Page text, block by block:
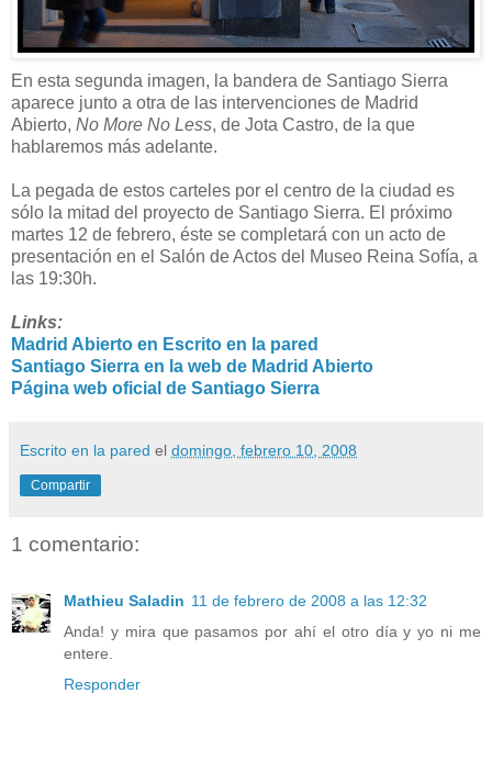
En esta segunda imagen, la bandera de Santiago Sierra
aparece junto a otra de las intervenciones de Madrid
Abierto, No More No Less, de Jota Castro, de la que
hablaremos más adelante.
La pegada de estos carteles por el centro de la ciudad es
sólo la mitad del proyecto de Santiago Sierra. El próximo
martes 12 de febrero, éste se completará con un acto de
presentación en el Salón de Actos del Museo Reina Sofía, a
las 19:30h.
Links:
Madrid Abierto en Escrito en la pared
Santiago Sierra en la web de Madrid Abierto
Página web oficial de Santiago Sierra
Escrito en la pared el domingo, febrero 10, 2008
Compartir
1 comentario:
Mathieu Saladin 11 de febrero de 2008 a las 12:32
Anda! y mira que pasamos por ahí el otro día y yo ni me
entere.
Responder